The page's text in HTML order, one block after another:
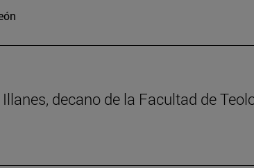
decano de la Facultad de